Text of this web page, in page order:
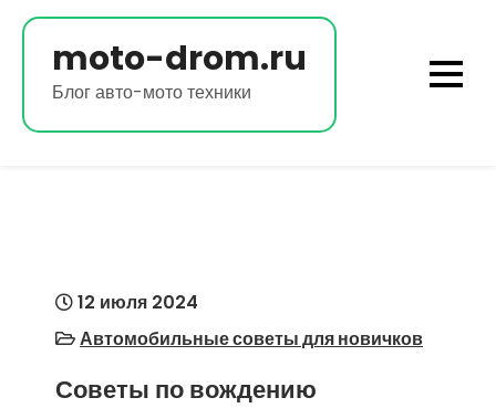
Перейти
содержимомуmoto-drom.ru
Блог авто-мото техники
12 июля 2024
Автомобильные советы для новичков
Советы по вождению